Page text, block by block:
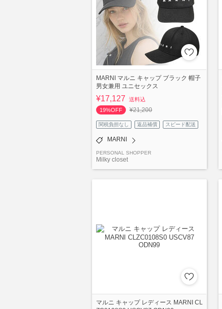
MARNI マルニ キャップ ブラック 帽子
男女兼用 ユニセックス
¥17,127
送料込
19%OFF
¥21,200
関税負担なし 返品補償 スピード配送
MARNI
PERSONAL SHOPPER
Milky closet
マルニ キャップ レディース MARNI CL